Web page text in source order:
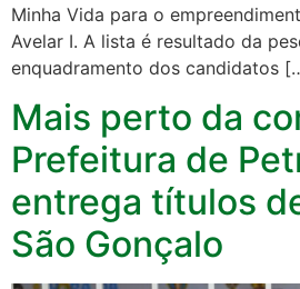
Minha Vida para o
Avelar I. A lista é resultado da
enquadramento dos candidatos
Mais perto da
Prefeitura de
entrega títulos
São Gonçalo